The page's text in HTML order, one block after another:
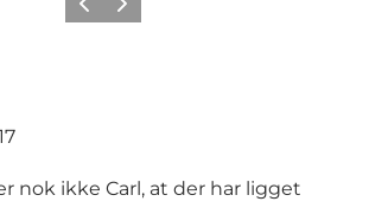
Föregående
Nästa
nok ikke Carl, at der har ligget